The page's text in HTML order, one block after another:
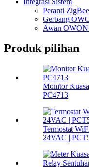
Peranti
Gerbang
Awan OWON
Produk pilihan
Monitor
PC4713
Termostat
24VAC |